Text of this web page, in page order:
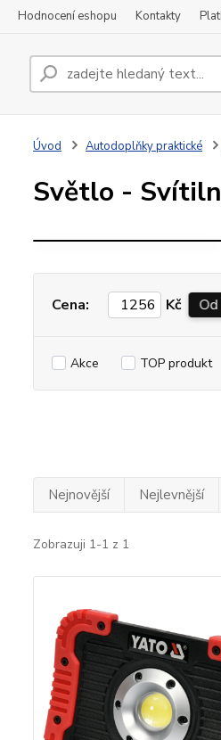
Hodnocení eshopu Kontakty
Úvod Autodoplňky praktické
Světlo -
PRACOVNÍ
Cena: Kč Od
Akce TOP produkt
Nejnovější Nejlevnější
Zobrazuji 1-1 z 1